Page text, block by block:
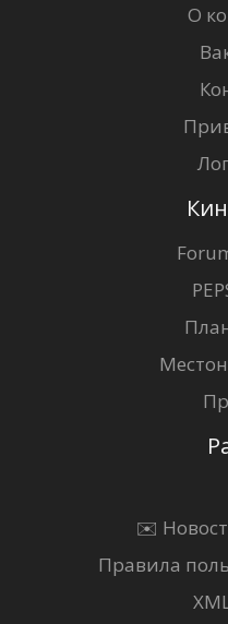
О
✉️
Правила